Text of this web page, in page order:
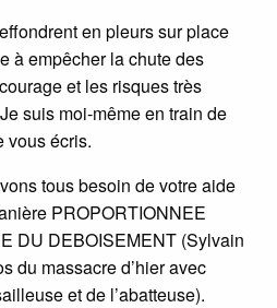
en pleurs sur place
à empêcher la chute des
et les risques très
suis moi-même en train de
vous écris.
tous besoin de votre aide
PROPORTIONNEE
DU DEBOISEMENT (Sylvain
du massacre d’hier avec
et de l’abatteuse).